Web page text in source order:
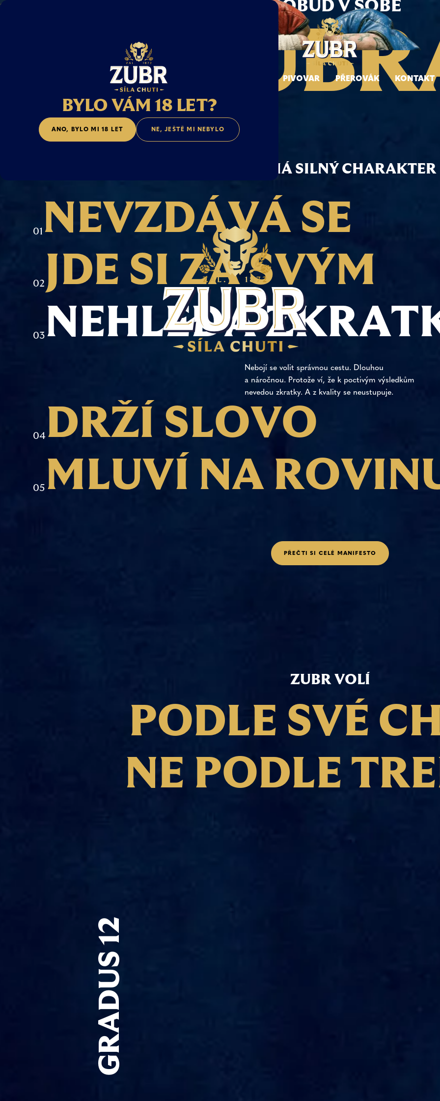
BYLO VÁM 18 LET?
ANO, BYLO MI 18 LET NE, JEŠTĚ MI NEBYLO
PIVOVAR PŘEROVÁK KONTAKT
SCROLUJ SMĚREM DOLŮ A ZJISTI,
PROBUĎ V SOBĚ
MÁ SILNÝ CHARAKTER
01 NEVZDÁVÁ SE
Když roste tlak, sílí i jeho odhodlání. Vždycky
a bez váhání udělá, co je potřeba. Když zakopne,
zase se zvedne. Slovo prohra nemá ve slovníku.
02 JDE SI ZA SVÝM
Vždycky razí cestu. Když ostatní váhají nebo
ztratí směr, vykročí jako první. Protože ví, kam
míří. A jde si tvrdě za svým.
03 NEHLEDÁ ZKRAT
Nebojí se volit správnou cestu. Dlouhou
a náročnou. Protože ví, že k poctivým výsledkům
nevedou zkratky. A z kvality se neustupuje.
04 DRŽÍ SLOVO
respekt nezískáš. A když jednou uhneš, budeš
uhýbat vždycky.
05 MLUVÍ NA ROVIN
PŘEČ TI SI CELÉ MANIFESTO
ZUBR VOLÍ
PODLE SVÉ C
NE PODLE TRE
GRADUS 12